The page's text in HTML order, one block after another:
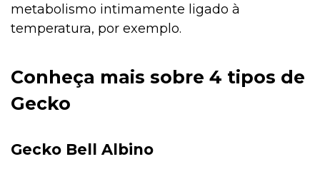
metabolismo intimamente ligado à
temperatura, por exemplo.
Conheça mais sobre 4 tipos de
Gecko
Gecko Bell Albino